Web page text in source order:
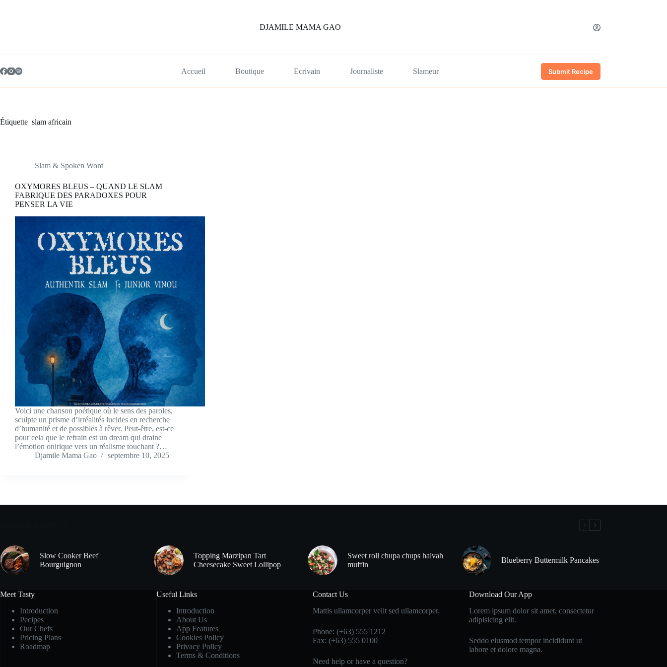
DJAMILE MAMA GAO
Accueil Boutique Ecrivain Journaliste Slameur Submit Recipe
Étiquette slam africain
Slam & Spoken Word
OXYMORES BLEUS – QUAND LE SLAM
FABRIQUE DES PARADOXES POUR
PENSER LA VIE
Voici une chanson poétique où le sens des paroles,
sculpte un prisme d’irréalités lucides en recherche
d’humanité et de possibles à rêver. Peut-être, est-ce
pour cela que le refrain est un dream qui draine
l’émotion onirique vers un réalisme touchant ?…
Djamile Mama Gao
septembre 10, 2025
Slow Cooker Beef
Bourguignon
Topping Marzipan Tart
Cheesecake Sweet Lollipop
Sweet roll chupa chups halvah
muffin
Blueberry Buttermilk Pancakes
Meet Tasty
Introduction
Pecipes
Our Chefs
Pricing Plans
Roadmap
Useful Links
Introduction
About Us
App Features
Cookies Policy
Privacy Policy
Terms & Conditions
Contact Us
Mattis ullamcorper velit sed ullamcorper.
Phone: (+63) 555 1212
Fax: (+63) 555 0100
Need help or have a question?
Download Our App
Lorem ipsum dolor sit amet, consectetur
adipisicing elit.
Seddo eiusmod tempor incididunt ut
labore et dolore magna.